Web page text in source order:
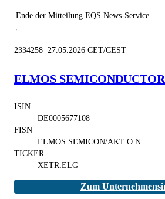
Ende der Mitteilung EQS News-Service
2334258 27.05.2026 CET/CEST
ELMOS
ISIN
DE0005677108
FISN
ELMOS SEMICON/AKT O.N.
TICKER
XETR:ELG
Zum